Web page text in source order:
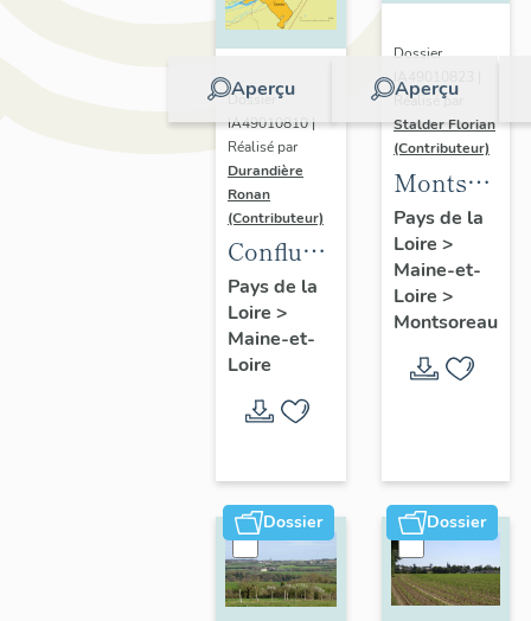
Aperçu
Dossier
IA49010810 |
Réalisé par
Durandière
Ronan
(Contributeur)
Confluence
Maine-
Loire :
présentation
l'opération
Pays de la
Loire >
Maine-et-
Loire
Aperçu
Dossier
IA49010823 |
Réalisé par
Stalder Florian
(Contributeur)
Montsoreau
:
de la
commune
Pays de la
Loire >
Maine-et-
Loire >
Montsoreau
Dossier Dossier